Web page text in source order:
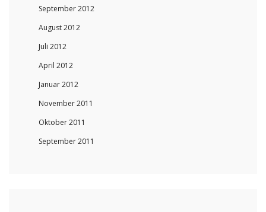
September 2012
August 2012
Juli 2012
April 2012
Januar 2012
November 2011
Oktober 2011
September 2011